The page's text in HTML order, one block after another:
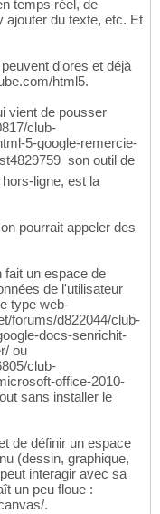
temps réel, de
ajouter du texte, etc. Et
d'ores et déjà
html5.
vient de pousser
club-
5-google-remercie-
 son outil de
ligne, est la
pourrait appeler des
un espace de
de l'utilisateur
type web-
forums/d822044/club-
docs-senrichit-
ou
club-
office-2010-
sans installer le
de définir un espace
(dessin, graphique,
interagir avec sa
un peu floue :
.